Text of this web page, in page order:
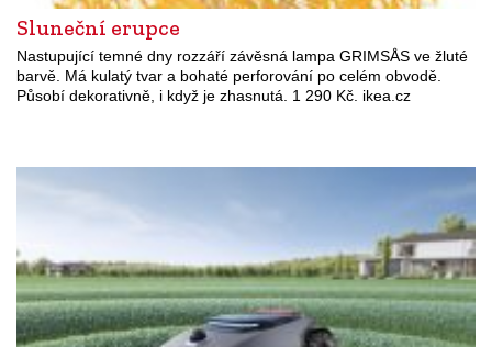
Sluneční erupce
Nastupující temné dny rozzáří závěsná lampa GRIMSÅS ve žluté
barvě. Má kulatý tvar a bohaté perforování po celém obvodě.
Působí dekorativně, i když je zhasnutá. 1 290 Kč. ikea.cz